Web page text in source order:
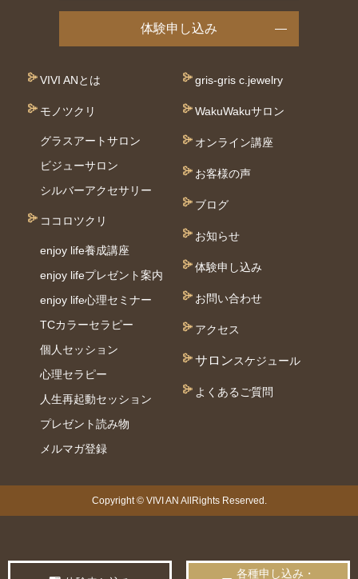
各種申し込み・
体験申し込み
VIVI ANとは
モノツクリ
グラスアートサロン
ビジューサロン
シルバーアクセサリー
ココロツクリ
enjoy life養成講座
enjoy lifeプレゼント案内
enjoy life心理セミナー
TCカラーセラピー
個⼈セッション
⼼理セラピー
人生再起動セッション
プレゼント読み物
メルマガ登録
gris-gris c.jewelry
WakuWakuサロン
オンライン講座
お客様の声
ブログ
お知らせ
体験申し込み
お問い合わせ
アクセス
サロンスケジュール
よくあるご質問
Copyright © VIVI AN AllRights Reserved.